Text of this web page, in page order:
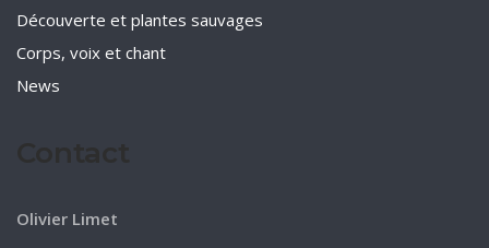
Découverte et plantes sauvages
Corps, voix et chant
News
Olivier Limet